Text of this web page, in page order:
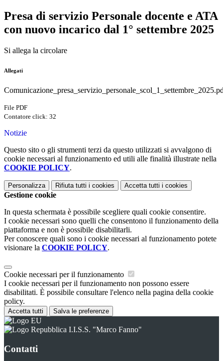
Presa di servizio Personale docente e ATA
con nuovo incarico dal 1° settembre 2025
Si allega la circolare
Allegati
File PDF
Contatore click: 32
Notizie
Questo sito o gli strumenti terzi da questo utilizzati si avvalgono di
cookie necessari al funzionamento ed utili alle finalità illustrate nella
COOKIE POLICY.
Personalizza Rifiuta tutti i cookies Accetta tutti i cookies
Gestione cookie
In questa schermata è possibile scegliere quali cookie consentire.
I cookie necessari sono quelli che consentono il funzionamento della
piattaforma e non è possibile disabilitarli.
Per conoscere quali sono i cookie necessari al funzionamento potete
visionare la COOKIE POLICY.
Cookie necessari per il funzionamento
I cookie necessari per il funzionamento non possono essere
disabilitati. È possibile consultare l'elenco nella pagina della cookie
policy.
Accetta tutti Salva le preferenze
I.I.S.S. "Marco Fanno"
Contatti